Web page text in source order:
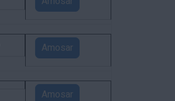
Amosar
Amosar